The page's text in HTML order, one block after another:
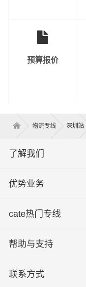
预算报价
物流专线 深圳站
了解我们
优势业务
cate热门专线
帮助与支持
联系方式